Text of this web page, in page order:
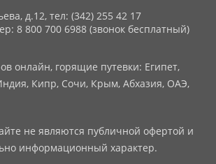
д.12, тел: (342) 255 42 17
8 800 700 6988 (звонок бесплатный)
онлайн, горящие путевки: Египет,
Кипр, Сочи, Крым, Абхазия, ОАЭ,
не являются публичной офертой и
информационный характер.